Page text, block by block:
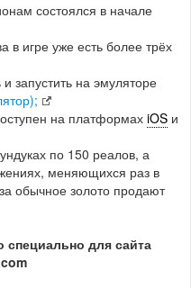
состоялся в начале
в игре уже есть более трёх
запустить на эмуляторе
на платформах iOS и
по 150 реалов, а
меняющихся раз в
обычное золото продают
специально для сайта